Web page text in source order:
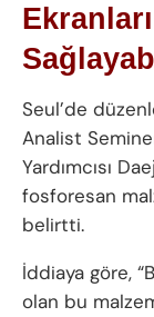
Seul’de
Analist
Yardımcısı
fosforesan
belirtti.
İddiaya göre,
olan bu